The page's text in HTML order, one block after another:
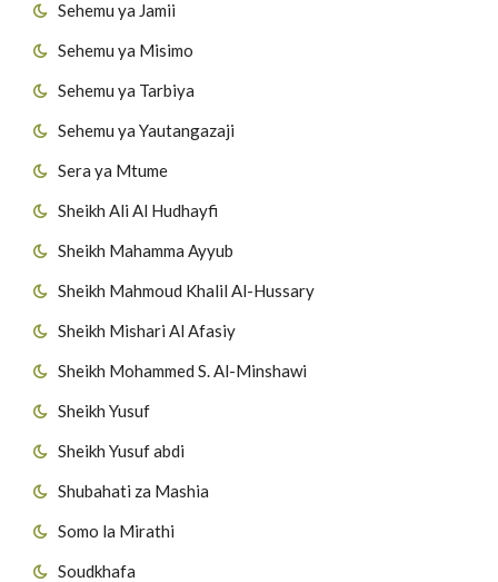
Sehemu ya Jamii
Sehemu ya Misimo
Sehemu ya Tarbiya
Sehemu ya Yautangazaji
Sera ya Mtume
Sheikh Ali Al Hudhayfi
Sheikh Mahamma Ayyub
Sheikh Mahmoud Khalil Al-Hussary
Sheikh Mishari Al Afasiy
Sheikh Mohammed S. Al-Minshawi
Sheikh Yusuf
Sheikh Yusuf abdi
Shubahati za Mashia
Somo la Mirathi
Soudkhafa